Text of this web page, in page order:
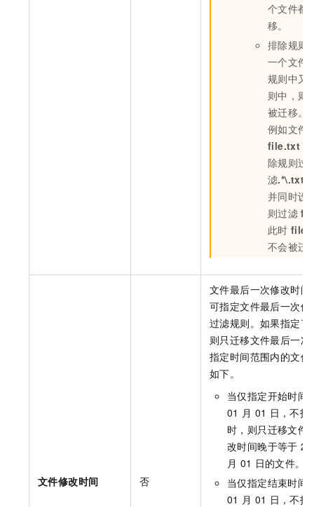
个文件都
移。
排除规则
一个文件
规则中又
则中，则
被迁移。
例如文件
file.txt
除规则过
滤.*\.txt$
并同时设
则过滤
此时
不会被迁
文件修改时间 否
文件最后一次修改时间
可指定文件最后一次修
过滤规则。如果指定了
则只迁移文件最后一
指定时间范围内的文件
如下。
当仅指定开始时间
01 月 01 日，不指
时，则只迁移文件
改时间晚于等于
月 01 日的文件。
当仅指定结束时间
01 月 01 日，不指